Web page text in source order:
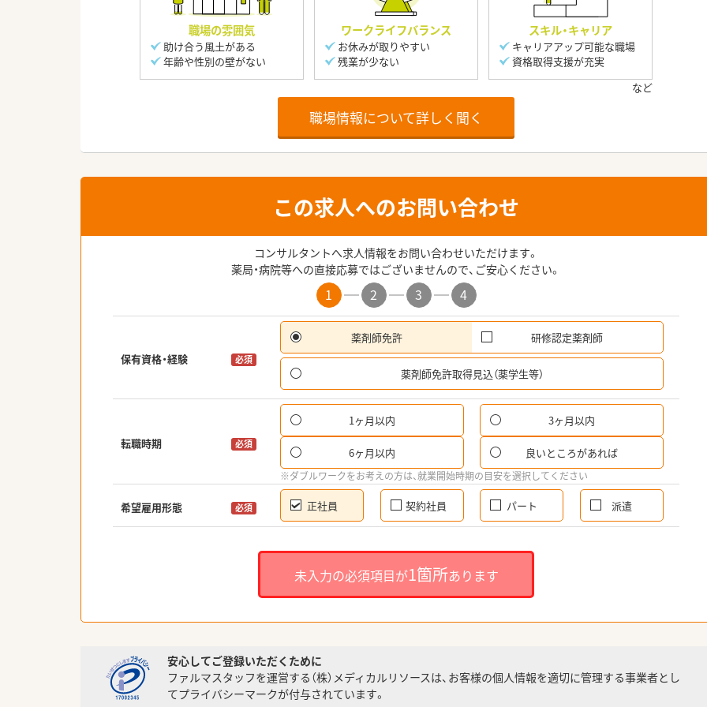
職場の雰囲気
助け合う風土がある
年齢や性別の壁がない
ワークライフバランス
お休みが取りやすい
残業が少ない
スキル・キャリア
キャリアアップ可能な職場
資格取得支援が充実
職場情報について詳しく聞く
この求人へのお問い合わせ
コンサルタントへ求人情報をお問い合わせいただけます。
薬局・病院等への直接応募ではございませんので、ご安心ください。
1 2 3 4
保有資格・経験 必須
薬剤師免許 研修認定薬剤師
薬剤師免許取得見込（薬学生等）
転職時期 必須
1ヶ月以内 3ヶ月以内
6ヶ月以内 良いところがあれば
※ダブルワークをお考えの方は、就業開始時期の目安を選択してください
希望雇用形態 必須 正社員 契約社員 パート 派遣
未入力の必須項目が1箇所あります
安心してご登録いただくために
ファルマスタッフを運営する（株）メディカルリソースは、お客様の個人情報を適切に管理する事業者とし
てプライバシーマークが付与されています。